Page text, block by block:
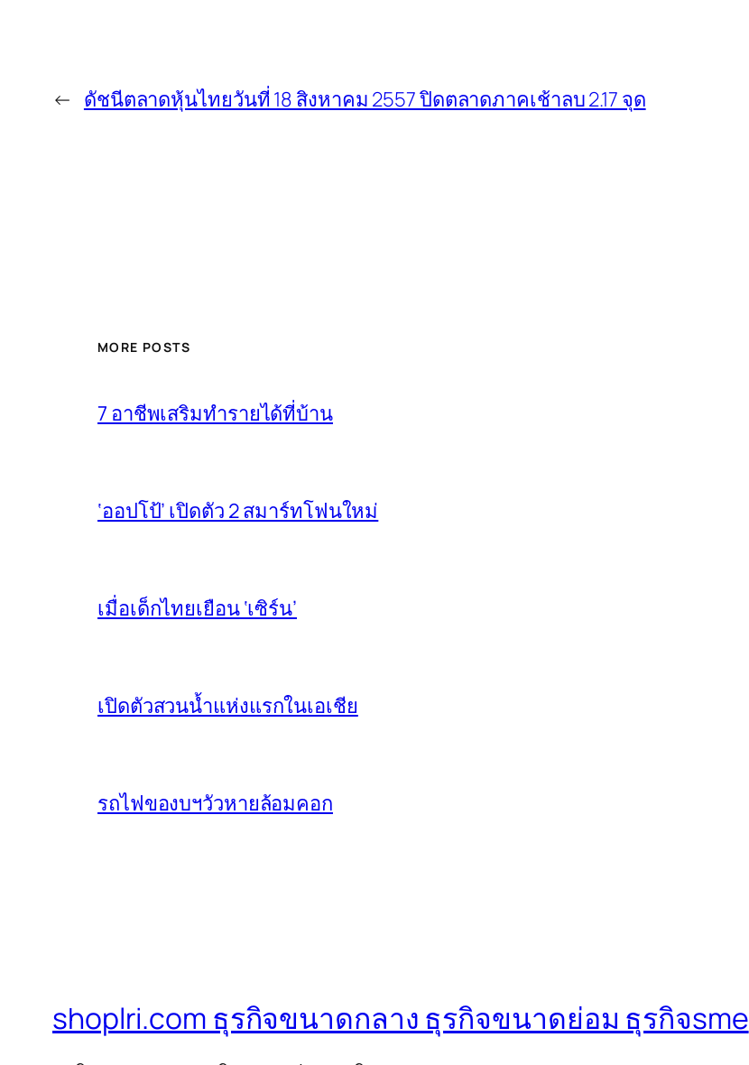
← ดัชนีตลาดหุ้นไทยวันที่ 18 สิงหาคม 2557 ปิดตลาดภาคเช้าลบ 2.17 จุด
MORE POSTS
7 อาชีพเสริมทำรายได้ที่บ้าน
‘ออปโป้’ เปิดตัว 2 สมาร์ทโฟนใหม่
เมื่อเด็กไทยเยือน ‘เซิร์น’
เปิดตัวสวนน้ำแห่งแรกในเอเชีย
รถไฟของบฯวัวหายล้อมคอก
shoplri.com ธุรกิจขนาดกลาง ธุรกิจขนาดย่อม ธุรกิจsme